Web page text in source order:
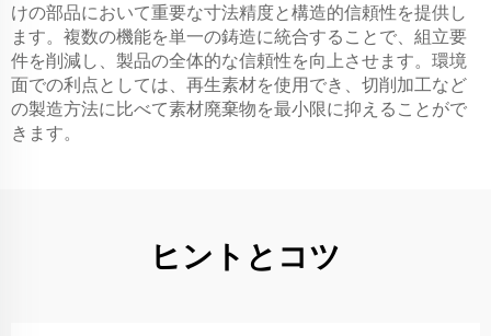
けの部品において重要な寸法精度と構造的信頼性を提供し
ます。複数の機能を単一の鋳造に統合することで、組立要
件を削減し、製品の全体的な信頼性を向上させます。環境
面での利点としては、再生素材を使用でき、切削加工など
の製造方法に比べて素材廃棄物を最小限に抑えることがで
きます。
ヒントとコツ